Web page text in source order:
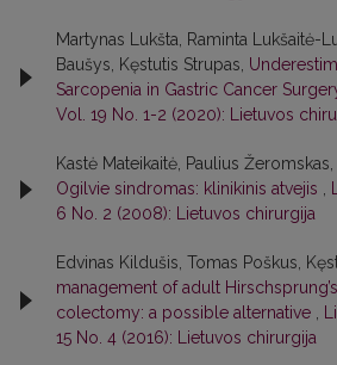
Martynas Lukšta, Raminta Lukšaitė-
Baušys, Kęstutis Strupas,
Sarcopenia in Gastric Cancer
Vol. 19 No. 1-2 (2020): Lietuvos
Kastė Mateikaitė, Paulius Žeromskas,
Ogilvie sindromas: klinikinis atvejis
6 No. 2 (2008): Lietuvos chirurgija
Edvinas Kildušis, Tomas Poškus,
management of adult
colectomy: a possible alternative
15 No. 4 (2016): Lietuvos chirurgija